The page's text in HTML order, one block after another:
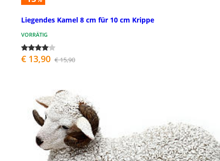
Liegendes Kamel 8 cm für 10 cm Krippe
VORRÄTIG
€ 13,90 € 15,90